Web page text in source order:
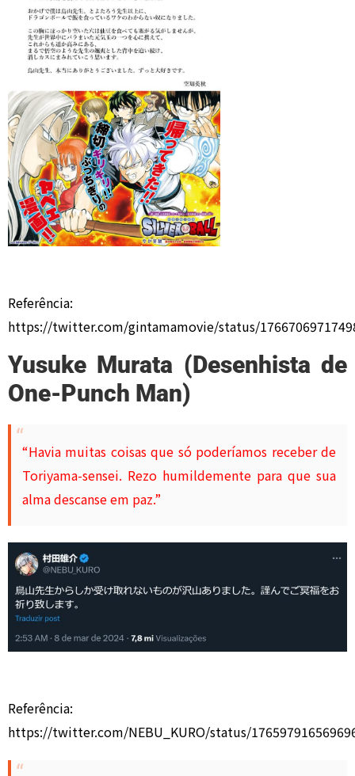
Referência:
https://twitter.com/gintamamovie/status/
Yusuke Murata (Desenhista de
One-Punch Man)
“Havia muitas coisas que só poderíamos receber de
Toriyama-sensei. Rezo humildemente para que sua
alma descanse em paz.”
Referência:
https://twitter.com/NEBU_KURO/status/